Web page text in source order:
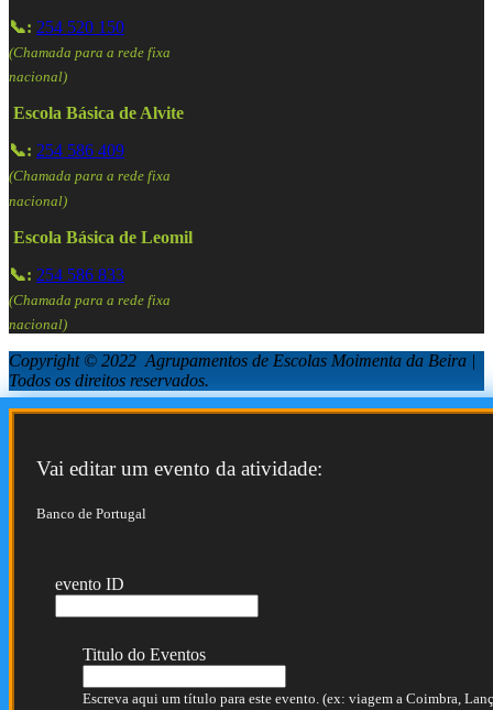
📞: 254 520 150
(Chamada para a rede fixa
nacional)
Escola Básica de Alvite
📞: 254 586 409
(Chamada para a rede fixa
nacional)
Escola Básica de Leomil
📞: 254 586 833
(Chamada para a rede fixa
nacional)
Copyright © 2022 Agrupamentos de Escolas Moimenta da Beira |
Todos os direitos reservados.
Vai editar um evento da atividade:
Banco de Portugal
evento ID
Titulo do Eventos
Escreva aqui um título para este evento. (ex: viagem a Coimbra,